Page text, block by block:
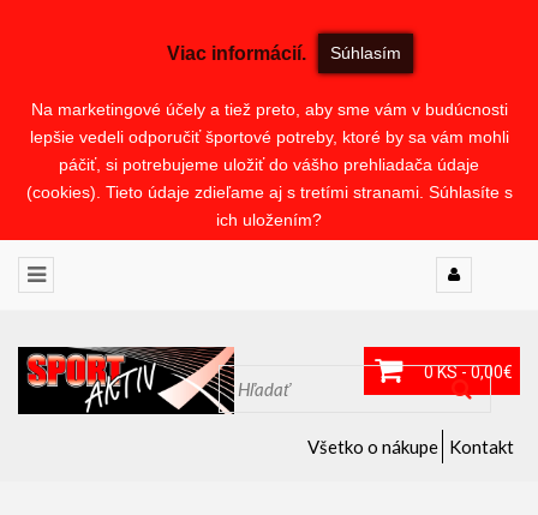
Súhlasím
Viac informácií.
Na marketingové účely a tiež preto, aby sme vám v budúcnosti
lepšie vedeli odporučiť športové potreby, ktoré by sa vám mohli
páčiť, si potrebujeme uložiť do vášho prehliadača údaje
(cookies). Tieto údaje zdieľame aj s tretími stranami. Súhlasíte s
ich uložením?
0 KS - 0,00€
Všetko o nákupe Kontakt